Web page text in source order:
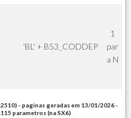
'BL' + B53_CODDEP
1
par
a N
- paginas geradas em 13/01/2026 -
parametros (na SX6)